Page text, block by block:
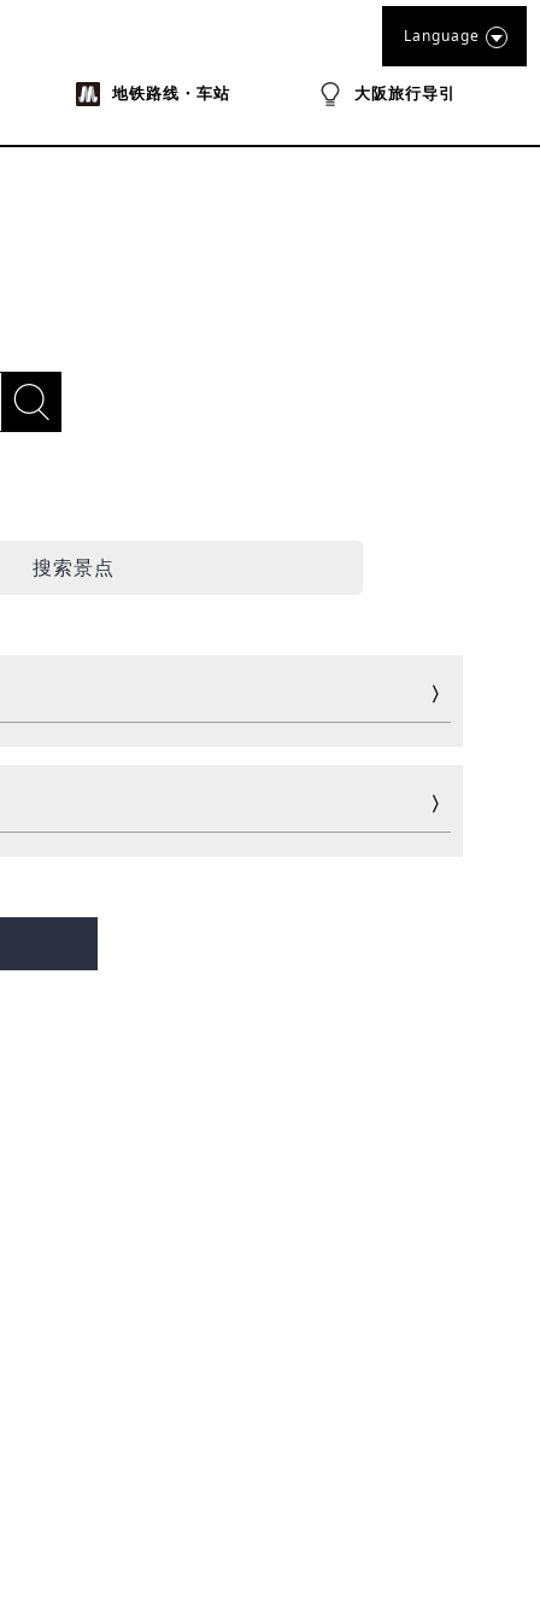
地铁路线・车站 大阪旅行导引
Language
搜索景点